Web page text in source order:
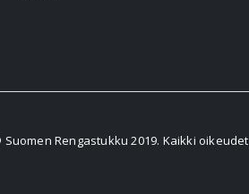
Rengastukku 2019. Kaikki oikeudet